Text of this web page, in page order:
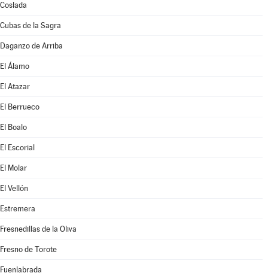
Coslada
Cubas de la Sagra
Daganzo de Arriba
El Álamo
El Atazar
El Berrueco
El Boalo
El Escorial
El Molar
El Vellón
Estremera
Fresnedillas de la Oliva
Fresno de Torote
Fuenlabrada